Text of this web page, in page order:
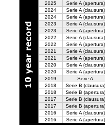
2025
Serie A(apertura)
2024
Serie A(clausura)
2024
Serie A(apertura)
2023
Serie A(clausura)
2023
Serie A(apertura)
2022
Serie A(clausura)
2022
Serie A(apertura)
2021
Serie A(clausura)
2021
Serie A(apertura)
2020
Serie A(clausura)
2020
Serie A(apertura)
2019
Serie A
2018
Serie B (clausura)
2018
Serie B (apertura)
2017
Serie B (clausura)
2017
Serie B (apertura)
2016
Serie A(clausura)
2016
Serie A(apertura)